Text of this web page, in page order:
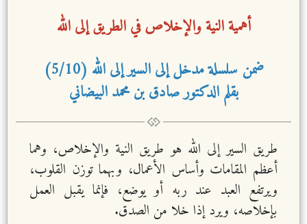
أهمية النية والإخلاص في الطريق إلى الله
ضمن سلسلة مدخل إلى السير إلى الله (5/10)
بقلم الدكتور صادق بن محمد البيضاني
طريق السير إلى الله هو طريق النية والإخلاص، وهما
أعظم المقامات وأساس الأعمال، وبهما توزن القلوب،
ويرتفع العبد عند ربه أو يوضع، فإنما يقبل العمل
بإخلاصه، ويرد إذا خلا من الصدق.